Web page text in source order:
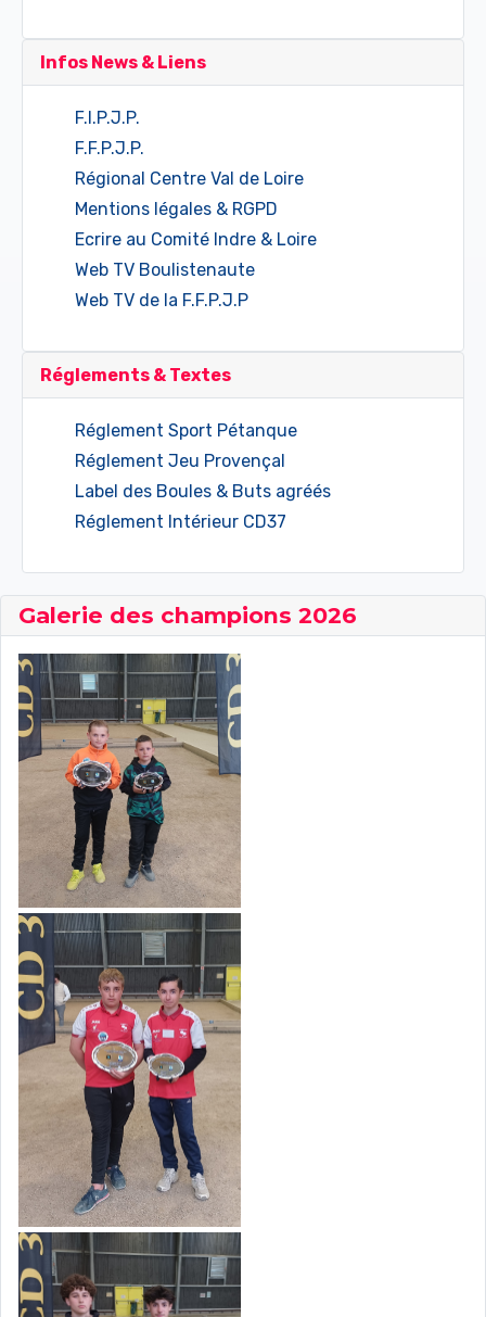
Galerie des champions 2026
Infos News & Liens
F.I.P.J.P.
F.F.P.J.P.
Régional Centre Val de Loire
Mentions légales & RGPD
Ecrire au Comité Indre & Loire
Web TV Boulistenaute
Web TV de la F.F.P.J.P
Réglements & Textes
Réglement Sport Pétanque
Réglement Jeu Provençal
Label des Boules & Buts agréés
Réglement Intérieur CD37